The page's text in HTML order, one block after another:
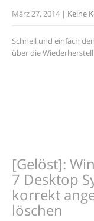
März 27, 2014 | Keine
Schnell und einfach
über die
[Gelöst]:
7 Desktop
korrekt
löschen